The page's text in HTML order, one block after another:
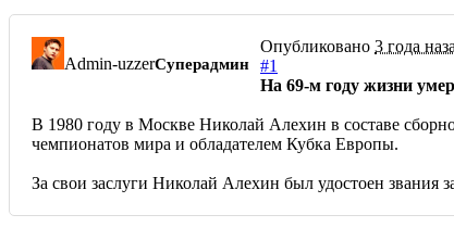
Admin-uzzerСуперадмин
Опубликовано 3 года
#1
На 69-м году жизни
В 1980 году в Москве Николай Алехин в составе
чемпионатов мира и обладателем Кубка Европы.
За свои заслуги Николай Алехин был удостоен звания